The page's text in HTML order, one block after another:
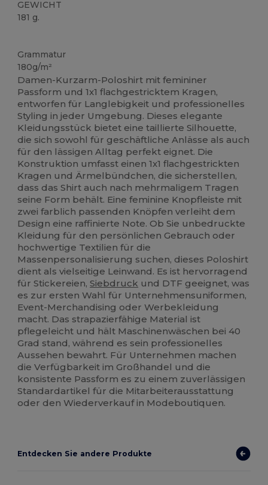
GEWICHT
181 g.
Grammatur
180g/m²
Damen-Kurzarm-Poloshirt mit femininer
Passform und 1x1 flachgestricktem Kragen,
entworfen für Langlebigkeit und professionelles
Styling in jeder Umgebung. Dieses elegante
Kleidungsstück bietet eine taillierte Silhouette,
die sich sowohl für geschäftliche Anlässe als auch
für den lässigen Alltag perfekt eignet. Die
Konstruktion umfasst einen 1x1 flachgestrickten
Kragen und Ärmelbündchen, die sicherstellen,
dass das Shirt auch nach mehrmaligem Tragen
seine Form behält. Eine feminine Knopfleiste mit
zwei farblich passenden Knöpfen verleiht dem
Design eine raffinierte Note. Ob Sie unbedruckte
Kleidung für den persönlichen Gebrauch oder
hochwertige Textilien für die
Massenpersonalisierung suchen, dieses Poloshirt
dient als vielseitige Leinwand. Es ist hervorragend
für Stickereien,Siebdruck und DTF geeignet, was
es zur ersten Wahl für Unternehmensuniformen,
Event-Merchandising oder Werbekleidung
macht. Das strapazierfähige Material ist
pflegeleicht und hält Maschinenwäschen bei 40
Grad stand, während es sein professionelles
Aussehen bewahrt. Für Unternehmen machen
die Verfügbarkeit im Großhandel und die
konsistente Passform es zu einem zuverlässigen
Standardartikel für die Mitarbeiterausstattung
oder den Wiederverkauf in Modeboutiquen.
Entdecken Sie andere Produkte